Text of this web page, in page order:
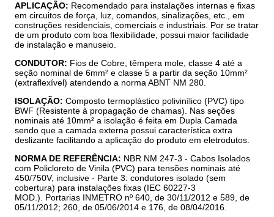
APLICAÇÃO: Recomendado para instalações internas e fixas
em circuitos de força, luz, comandos, sinalizações, etc., em
construções residenciais, comerciais e industriais. Por se tratar
de um produto com boa flexibilidade, possui maior facilidade
de instalação e manuseio.
CONDUTOR: Fios de Cobre, têmpera mole, classe 4 até a
seção nominal de 6mm² e classe 5 a partir da seção 10mm²
(extraflexível) atendendo a norma ABNT NM 280.
ISOLAÇÃO: Composto termoplástico polivinílico (PVC) tipo
BWF (Resistente à propagação de chamas). Nas seções
nominais até 10mm² a isolação é feita em Dupla Camada
sendo que a camada externa possui característica extra
deslizante facilitando a aplicação do produto em eletrodutos.
NORMA DE REFERÊNCIA: NBR NM 247-3 - Cabos Isolados
com Policloreto de Vinila (PVC) para tensões nominais até
450/750V, inclusive - Parte 3: condutores isolado (sem
cobertura) para instalações fixas (IEC 60227-3
MOD.). Portarias INMETRO nº 640, de 30/11/2012 e 589, de
05/11/2012; 260, de 05/06/2014 e 176, de 08/04/2016.